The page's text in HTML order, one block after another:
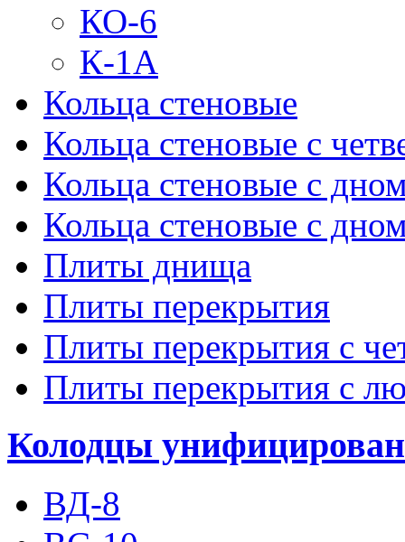
КО-6
К-1А
Кольца стеновые
Кольца стеновые с
Кольца стеновые с
Кольца стеновые с
Плиты днища
Плиты перекрытия
Плиты перекрытия с
Плиты перекрытия с
Колодцы
ВД-8